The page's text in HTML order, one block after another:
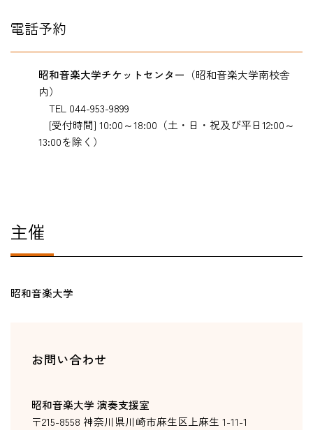
電話予約
昭和音楽大学チケットセンター （昭和音楽大学南校舎
内）
TEL 044-953-9899
[受付時間] 10:00～18:00（土・日・祝及び平日12:00～
13:00を除く）
主催
昭和音楽大学
お問い合わせ
昭和音楽大学 演奏支援室
〒215-8558 神奈川県川崎市麻生区上麻生 1-11-1